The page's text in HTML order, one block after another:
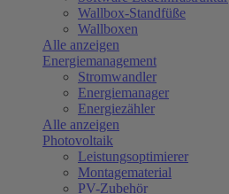
Wallbox-Standfüße
Wallboxen
Alle anzeigen
Energiemanagement
Stromwandler
Energiemanager
Energiezähler
Alle anzeigen
Photovoltaik
Leistungsoptimierer
Montagematerial
PV-Zubehör